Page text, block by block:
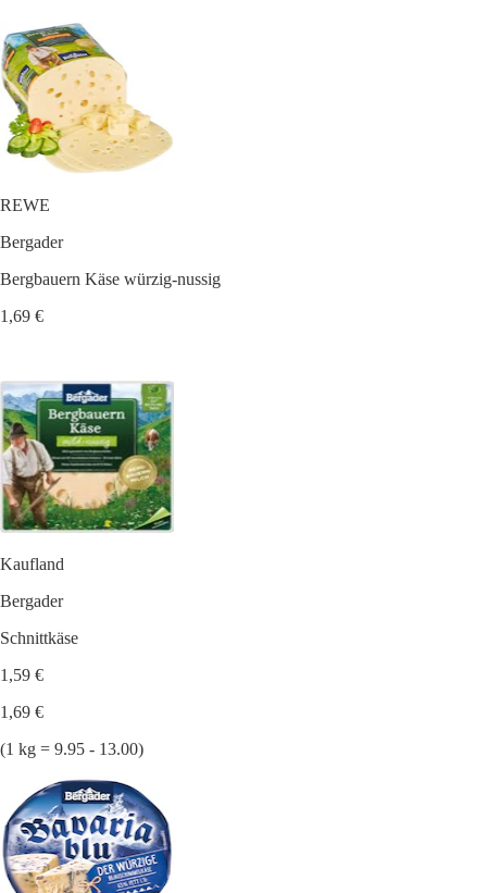
REWE
Bergader
Bergbauern Käse würzig-nussig
1,69 €
Kaufland
Bergader
Schnittkäse
1,59 €
1,69 €
(1 kg = 9.95 - 13.00)